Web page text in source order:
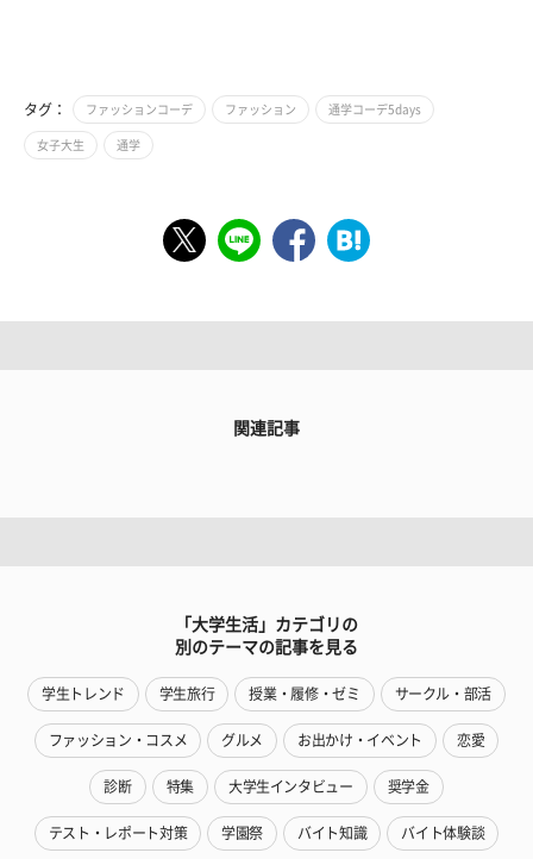
タグ： ファッションコーデ ファッション 通学コーデ5days
女子大生 通学
関連記事
「大学生活」カテゴリの
別のテーマの記事を見る
学生トレンド 学生旅行 授業・履修・ゼミ サークル・部活
ファッション・コスメ グルメ お出かけ・イベント 恋愛
診断 特集 大学生インタビュー 奨学金
テスト・レポート対策 学園祭 バイト知識 バイト体験談